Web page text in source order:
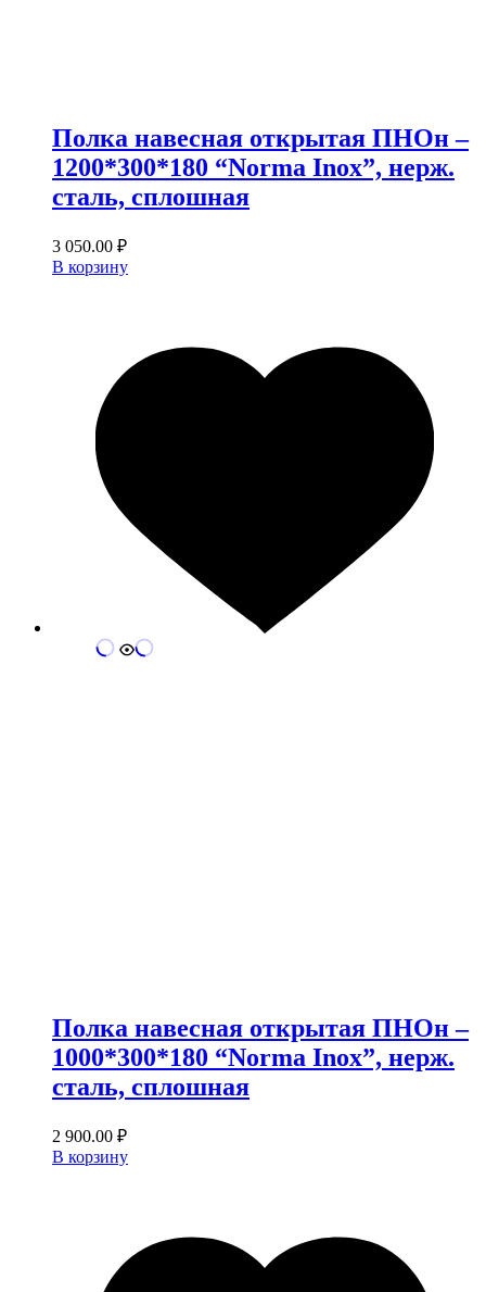
Полка навесная открытая ПНОн –
1200*300*180 “Norma Inox”, нерж.
сталь, сплошная
3 050.00 ₽
В корзину
Полка навесная открытая ПНОн –
1000*300*180 “Norma Inox”, нерж.
сталь, сплошная
2 900.00 ₽
В корзину